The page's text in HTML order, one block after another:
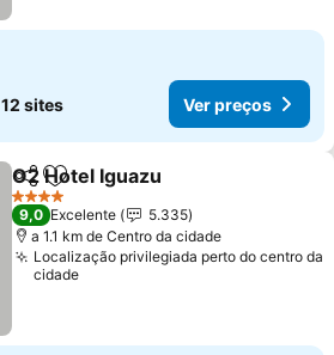
12 sites Ver preços
PartilharAdicionar aos favoritos
O2 Hotel Iguazu
4 Estrelas
9,0 Excelente
5.335
a 1.1 km de Centro da cidade
Localização privilegiada perto do centro da
cidade